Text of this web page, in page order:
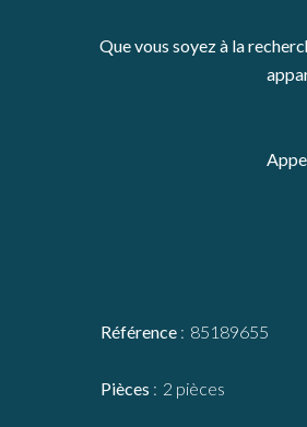
Que vous soyez à la
Référence 85189655
Pièces 2 pièces